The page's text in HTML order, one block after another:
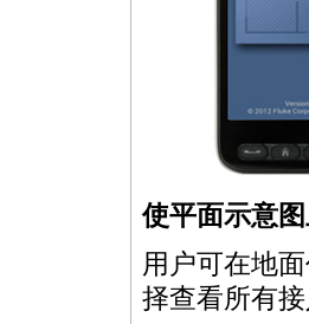
使平面示意
用户可在地
择查看所有